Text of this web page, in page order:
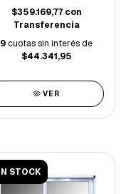
$359.169,77 con
Transferencia
9cuotas sin interés de
$44.341,95
VER
STOCK